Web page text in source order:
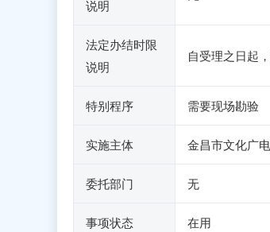
说明
法定办结时限
说明
自受理之日起
特别程序 需要现场勘验
实施主体 金昌市文化广
委托部门 无
事项状态 在用